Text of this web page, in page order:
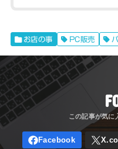
お店の事 PC販売